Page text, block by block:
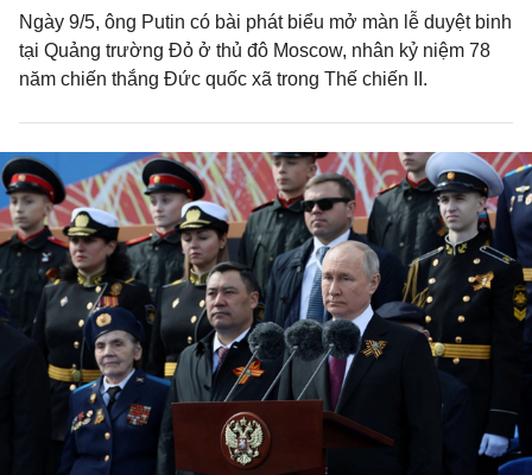
Ngày 9/5, ông Putin có bài phát biểu mở màn lễ duyệt binh
tại Quảng trường Đỏ ở thủ đô Moscow, nhân kỷ niệm 78
năm chiến thắng Đức quốc xã trong Thế chiến II.